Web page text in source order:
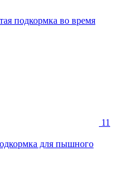
подкормка во время
11
для пышного